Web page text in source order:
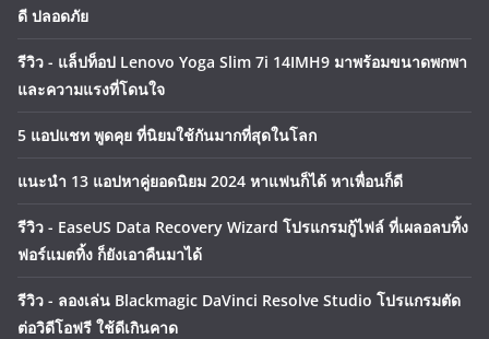
ดี ปลอดภัย
รีวิว - แล็ปท็อป Lenovo Yoga Slim 7i 14IMH9 มาพร้อมขนาดพกพา
และความแรงที่โดนใจ
5 แอปแชท พูดคุย ที่นิยมใช้กันมากที่สุดในโลก
แนะนำ 13 แอปหาคู่ยอดนิยม 2024 หาแฟนก็ได้ หาเพื่อนก็ดี
รีวิว - EaseUS Data Recovery Wizard โปรแกรมกู้ไฟล์ ที่เผลอลบทิ้ง
ฟอร์แมตทิ้ง ก็ยังเอาคืนมาได้
รีวิว - ลองเล่น Blackmagic DaVinci Resolve Studio โปรแกรมตัด
ต่อวิดีโอฟรี ใช้ดีเกินคาด